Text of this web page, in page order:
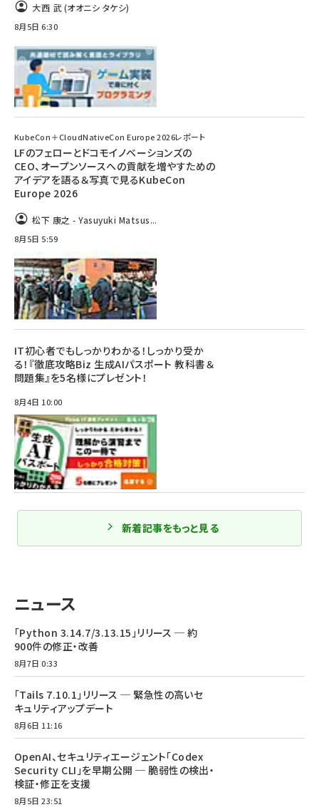
大西 武 (オオニシ タケシ)
8月5日 6:30
KubeCon＋CloudNativeCon Europe 2026レポート
LFのフェローとドコモイノベーションズの
CEO、オープンソースへの貢献を増やすための
アイデアを語る＆写真で見るKubeCon
Europe 2026
松下 康之 - Yasuyuki Matsus...
8月5日 5:59
IT初心者でもしっかりわかる！しっかり受か
る！『徹底攻略Biz 生成AIパスポート 教科書＆
問題集』を5名様にプレゼント！
8月4日 10:00
新着記事をもっと見る
ニュース
「Python 3.14.7/3.13.15」リリース ─ 約
900件の修正・改善
8月7日 0:33
「Tails 7.10.1」リリース ─ 緊急性の高いセ
キュリティアップデート
8月6日 11:16
OpenAI、セキュリティエージェント「Codex
Security CLI」を早期公開 ─ 脆弱性の検出・
検証・修正を支援
8月5日 23:51